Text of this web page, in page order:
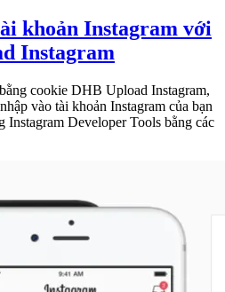
khoản Instagram với
Instagram
cookie DHB Upload Instagram,
vào tài khoản Instagram của bạn
Developer Tools bằng các